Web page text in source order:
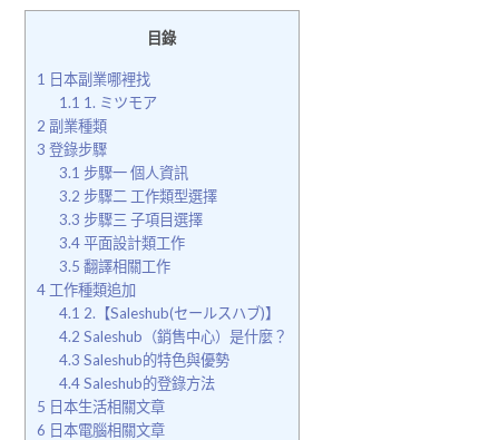
目錄
1 日本副業哪裡找
1.1 1. ミツモア
2 副業種類
3 登錄步驟
3.1 步驟一 個人資訊
3.2 步驟二 工作類型選擇
3.3 步驟三 子項目選擇
3.4平面設計類工作
3.5 翻譯相關工作
4工作種類追加
4.1 2.【Saleshub(セールスハブ)】
4.2 Saleshub（銷售中心）是什麼？
4.3 Saleshub的特色與優勢
4.4Saleshub的登錄方法
5 日本生活相關文章
6 日本電腦相關文章